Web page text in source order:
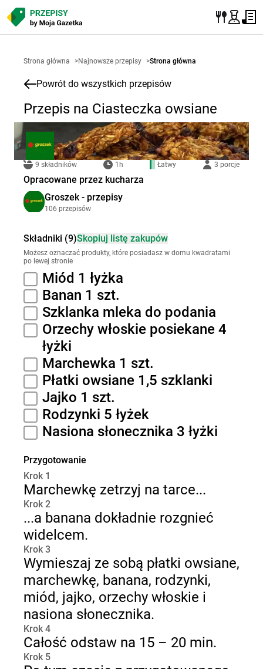
Strona główna >Najnowsze przepisy >Strona główna
Powrót do wszystkich przepisów
Przepis na Ciasteczka owsiane
9 składników 1h Łatwy 3 porcje
Opracowane przez kucharza
Groszek - przepisy
106 przepisów
Składniki (9)Skopiuj listę zakupów
Możesz oznaczać produkty, które posiadasz w domu kwadratami
po lewej stronie
Miód 1 łyżka
Banan 1 szt.
Szklanka mleka do podania
Orzechy włoskie posiekane 4
łyżki
Marchewka 1 szt.
Płatki owsiane 1,5 szklanki
Jajko 1 szt.
Rodzynki 5 łyżek
Nasiona słonecznika 3 łyżki
Przygotowanie
Krok 1
Marchewkę zetrzyj na tarce...
Krok 2
...a banana dokładnie rozgnieć
widelcem.
Krok 3
Wymieszaj ze sobą płatki owsiane,
marchewkę, banana, rodzynki,
miód, jajko, orzechy włoskie i
nasiona słonecznika.
Krok 4
Całość odstaw na 15 – 20 min.
Krok 5